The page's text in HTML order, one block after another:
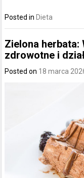
Posted in Dieta
Zielona herbata:
zdrowotne i
Posted on 18 marca